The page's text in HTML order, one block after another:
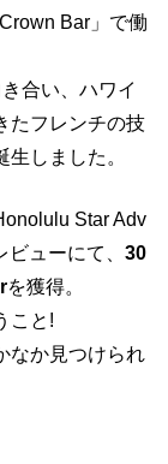
Bar」で働
合い、ハワイ
たフレンチの技
しました。
Star Adv
ビューにて、30
を獲得。
こと!
なか見つけられ